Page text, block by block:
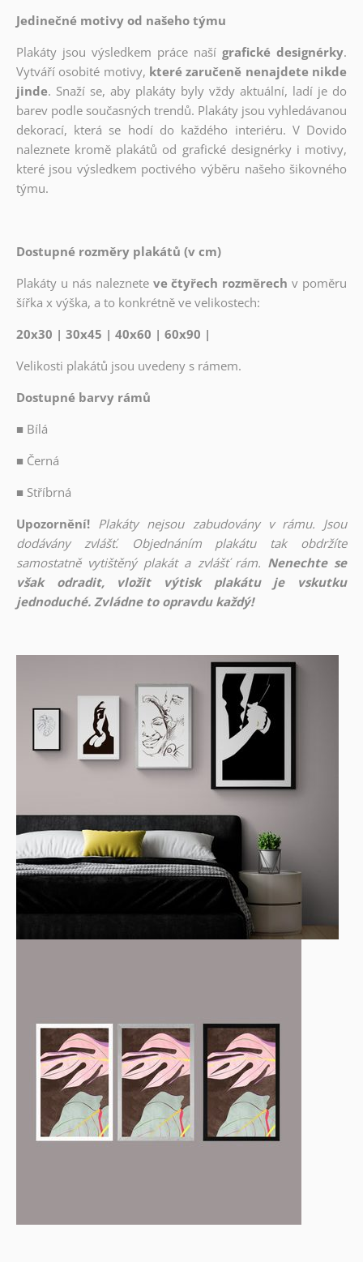
Jedinečné motivy od našeho týmu
Plakáty jsou výsledkem práce naší grafické designérky.
Vytváří osobité motivy, které zaručeně nenajdete nikde
jinde. Snaží se, aby plakáty byly vždy aktuální, ladí je do
barev podle současných trendů. Plakáty jsou vyhledávanou
dekorací, která se hodí do každého interiéru. V Dovido
naleznete kromě plakátů od grafické designérky i motivy,
které jsou výsledkem poctivého výběru našeho šikovného
týmu.
Dostupné rozměry plakátů (v cm)
Plakáty u nás naleznete ve čtyřech rozměrech v poměru
šířka x výška, a to konkrétně ve velikostech:
20x30 | 30x45 | 40x60 | 60x90 |
Velikosti plakátů jsou uvedeny s rámem.
Dostupné barvy rámů
■ Bílá
■ Černá
■ Stříbrná
Upozornění! Plakáty nejsou zabudovány v rámu. Jsou
dodávány zvlášť. Objednáním plakátu tak obdržíte
samostatně vytištěný plakát a zvlášť rám. Nenechte se
však odradit, vložit výtisk plakátu je vskutku
jednoduché. Zvládne to opravdu každý!